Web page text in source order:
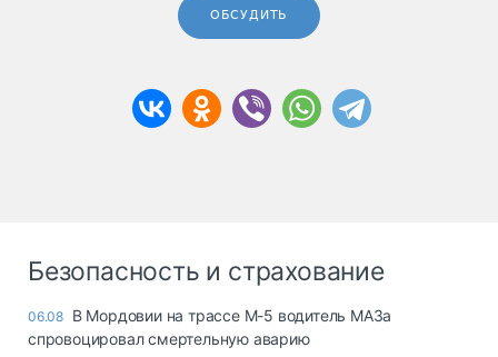
ОБСУДИТЬ
Безопасность и страхование
06.08 В Мордовии на трассе М-5 водитель МАЗа
спровоцировал смертельную аварию